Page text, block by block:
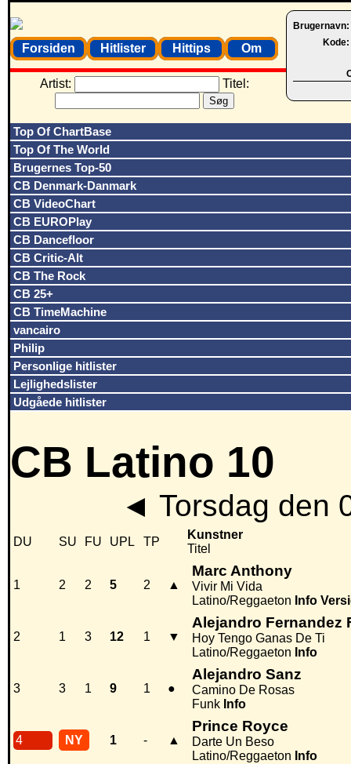
Brugernavn:
Kode:
Forsiden Hitlister Hittips Om
Artist: Titel:
Top Of ChartBase
Top Of The World
Brugernes Top-50
CB Denmark-Danmark
CB VideoChart
CB EUROPlay
CB Dancefloor
CB Critic-Alt
CB The Rock
CB 25+
CB TimeMachine
vancairo
Philip
Personlige hitlister
Lejlighedslister
Udgåede hitlister
CB Latino 10
◄ Torsdag den
DU SU FU UPL TP
Kunstner
Titel
1 2 2 5 2 ▲
Marc Anthony
Vivir Mi Vida
Latino/Reggaeton Info
2 1 3 12 1 ▼
Alejandro Fernandez
Hoy Tengo Ganas De Ti
Latino/Reggaeton Info
3 3 1 9 1 ●
Alejandro Sanz
Camino De Rosas
Funk Info
4 NY 1 - ▲
Prince Royce
Darte Un Beso
Latino/Reggaeton Info